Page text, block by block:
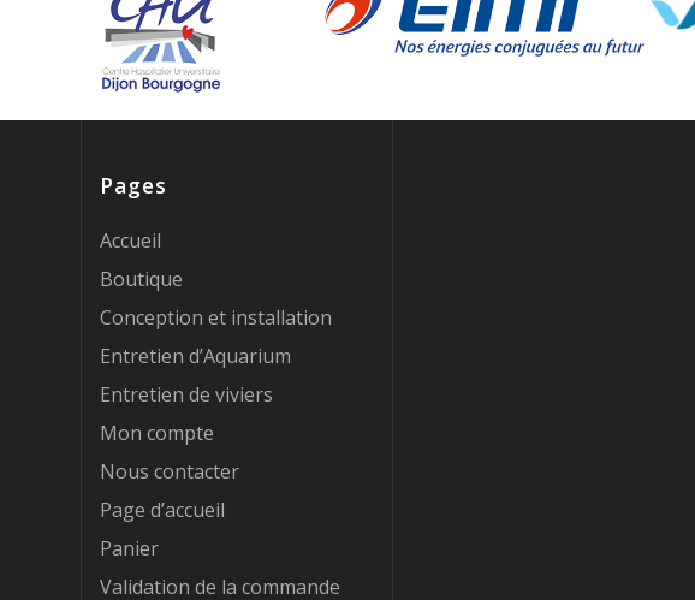
Pages
Accueil
Boutique
Conception et installation
Entretien d’Aquarium
Entretien de viviers
Mon compte
Nous contacter
Page d’accueil
Panier
Validation de la commande